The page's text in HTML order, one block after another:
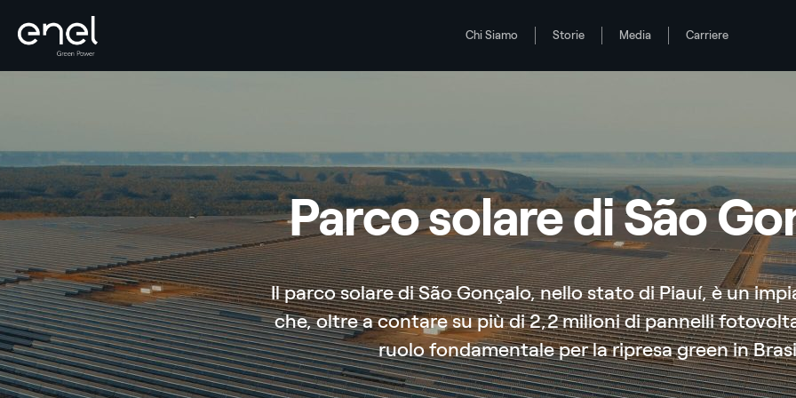
Chi Siamo Storie Media Carriere
Parco solare di São
Il parco solare di São Gonçalo, nello stato di Piauí, è un
che, oltre a contare su più di 2,2 milioni di pannelli
ruolo fondamentale per la ripresa green in